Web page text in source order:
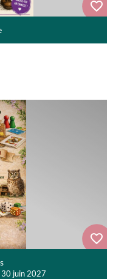
juin 2027